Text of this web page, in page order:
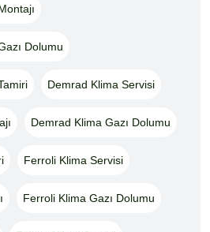
Dolumu
Demrad Klima Servisi
Demrad Klima Gazı Dolumu
Ferroli Klima Servisi
Ferroli Klima Gazı Dolumu